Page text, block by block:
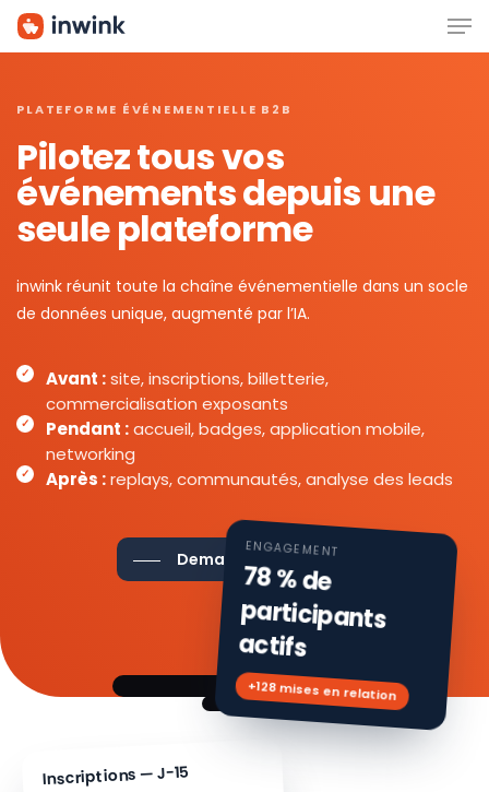
Skip
PLATEFORME ÉVÉNEMENTIELLE B2B
Pilotez tous vos
événements depuis une
seule plateforme
inwink réunit toute la chaîne événementielle dans un socle
de données unique, augmenté par l’IA.
Avant :site, inscriptions, billetterie,
commercialisation exposants
Pendant :accueil, badges, application mobile,
networking
Après :replays, communautés, analyse des leads
Demander une démo
Inscriptions — J-15
ENGAGEMENT
78 % de
participants
actifs
+128 mises en relation